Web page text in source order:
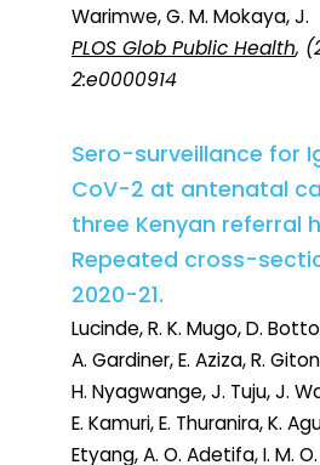
Warimwe, G. M. Mokaya, J.
PLOS Glob Public Health,
2:e0000914
Sero-surveillance for
CoV-2 at antenatal
three Kenyan referral
Repeated cross-
2020-21.
Lucinde, R. K. Mugo, D.
A. Gardiner, E. Aziza, R.
H. Nyagwange, J. Tuju, J.
E. Kamuri, E. Thuranira, K.
Etyang, A. O. Adetifa, I. M.